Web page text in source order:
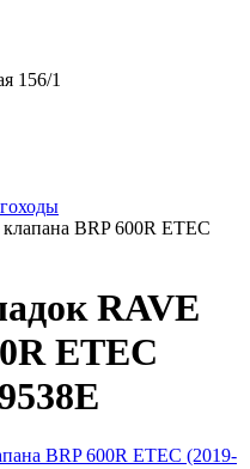
156/1
BRP 600R ETEC
RAVE
ETEC